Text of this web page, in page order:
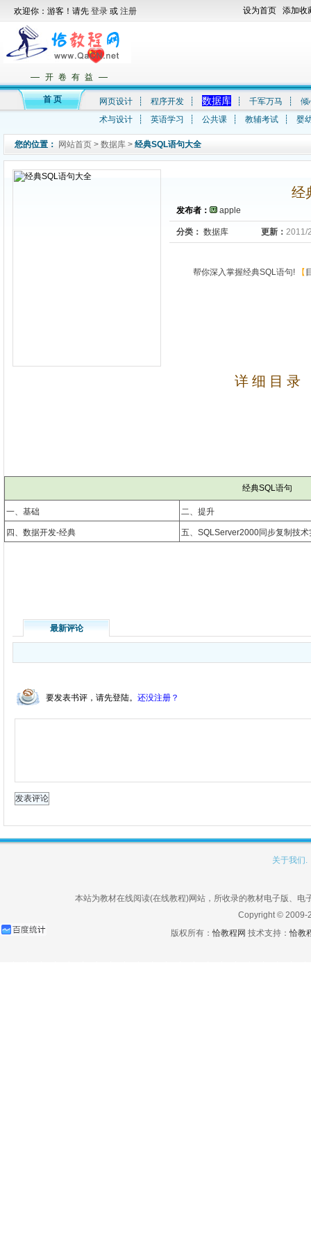
— 开 卷 有 益 —
欢迎你：游客！请先 登录 或 注册 设为首页 添加收
首 页 网页设计 ┊ 程序开发 ┊ 数据库 ┊ 千军万马 ┊
倾
术与设计
┊ 英语学习 ┊ 公共课 ┊ 教辅考试 ┊ 婴
您的位置： 网站首页 > 数据库 > 经典SQL语句大全
经
发布者： apple
分类： 数据库 更新： 2011/
帮你深入掌握经典SQL语句! 【
详 细 目 录
经典SQL语句
一、基础 二、提升
四、数据开发-经典 五、SQLServer2000同步复制技术
最新评论
要发表书评，请先登陆。 还没注册？
关于我们.
本站为教材在线阅读(在线教程)网站，所收录的教材电子版、
Copyright © 2009-
版权所有：恰教程网 技术支持：恰教